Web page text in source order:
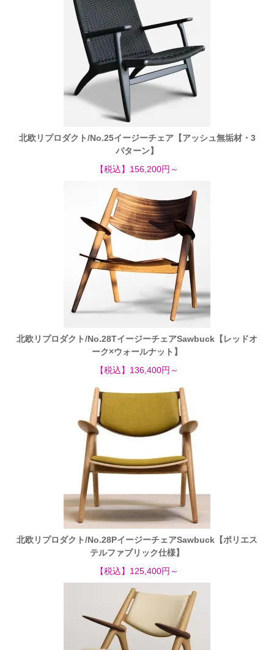
北欧リプロダクト/No.25イージーチェア【アッシュ無垢材・3
パターン】
【税込】156,200円～
北欧リプロダクト/No.28TイージーチェアSawbuck【レッドオ
ーク×ウォールナット】
【税込】136,400円～
北欧リプロダクト/No.28PイージーチェアSawbuck【ポリエス
テルファブリック仕様】
【税込】125,400円～